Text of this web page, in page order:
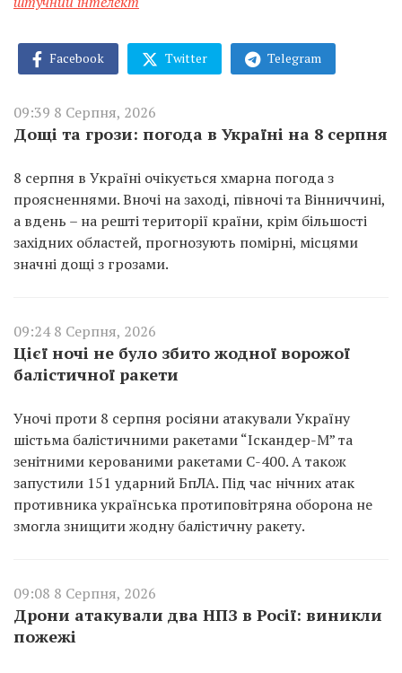
Facebook Twitter Telegram
09:39 8 Серпня, 2026
Дощі та грози: погода в Україні на 8 серпня
8 серпня в Україні очікується хмарна погода з
проясненнями. Вночі на заході, півночі та Вінниччині,
а вдень – на решті території країни, крім більшості
західних областей, прогнозують помірні, місцями
значні дощі з грозами.
09:24 8 Серпня, 2026
Цієї ночі не було збито жодної ворожої
балістичної ракети
Уночі проти 8 серпня росіяни атакували Україну
шістьма балістичними ракетами “Іскандер-М” та
зенітними керованими ракетами С-400. А також
запустили 151 ударний БпЛА. Під час нічних атак
противника українська протиповітряна оборона не
змогла знищити жодну балістичну ракету.
09:08 8 Серпня, 2026
Дрони атакували два НПЗ в Росії: виникли
пожежі